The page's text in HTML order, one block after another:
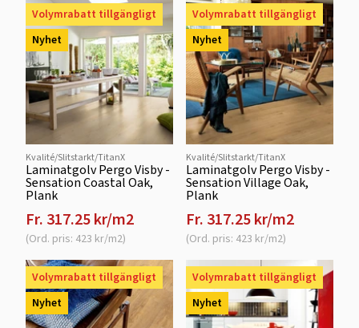
Volymrabatt tillgängligt
Nyhet
Kvalité/Slitstarkt/TitanX
Laminatgolv Pergo Visby -
Sensation Coastal Oak,
Plank
Fr. 317.25 kr/m2
(Ord. pris: 423 kr/m2)
Volymrabatt tillgängligt
Nyhet
Kvalité/Slitstarkt/TitanX
Laminatgolv Pergo Visby -
Sensation Village Oak,
Plank
Fr. 317.25 kr/m2
(Ord. pris: 423 kr/m2)
Volymrabatt tillgängligt
Nyhet
Volymrabatt tillgängligt
Nyhet